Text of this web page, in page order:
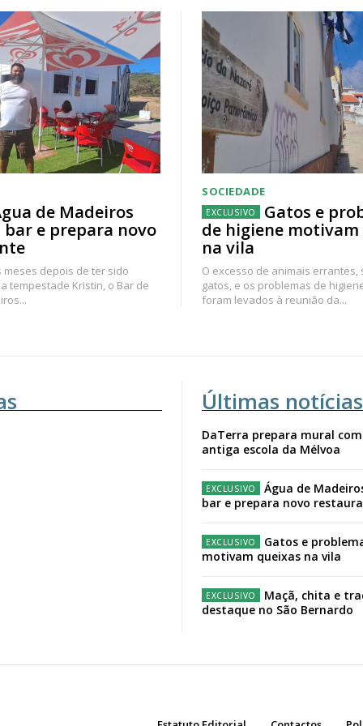
de Madeiros
bar e prepara novo
meses depois de ter sido
tempestade Kristin, o Bar de
SOCIEDADE
Gatos e
de higiene
na vila
O excesso de animais
gatos, e os problemas de
foram levados à reunião da...
Últimas notícias
DaTerra prepara mural
antiga escola da Mélvoa
Água de
bar e prepara novo
Gatos e
motivam queixas na vila
Maçã, chita e
destaque no São Bernardo